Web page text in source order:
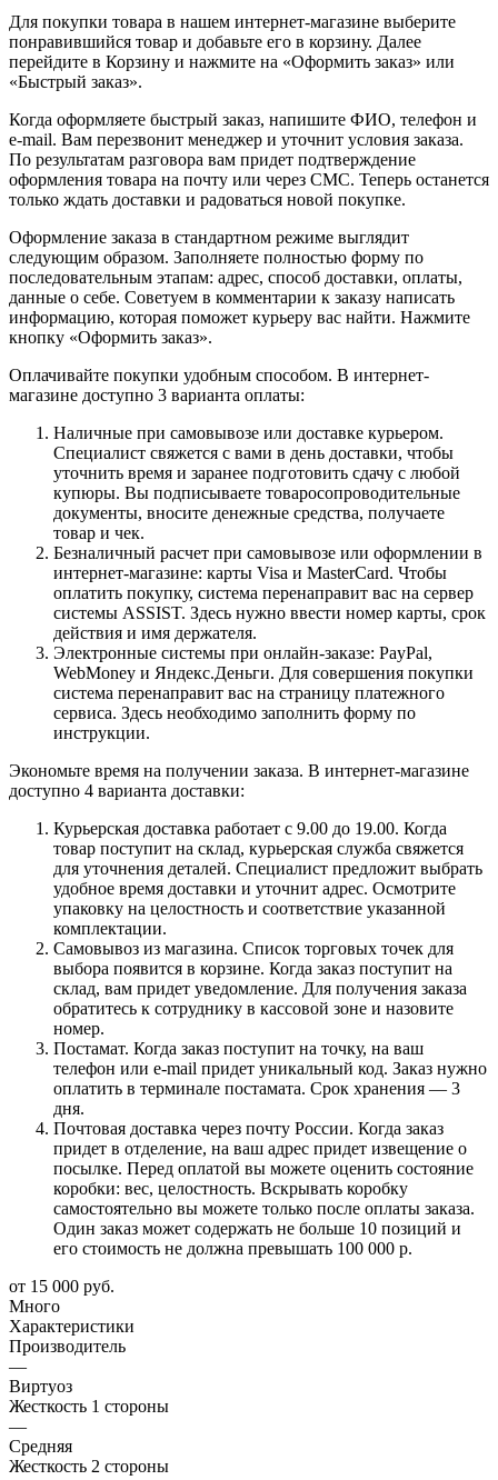
Для покупки товара в нашем интернет-магазине выберите
понравившийся товар и добавьте его в корзину. Далее
перейдите в Корзину и нажмите на «Оформить заказ» или
«Быстрый заказ».
Когда оформляете быстрый заказ, напишите ФИО, телефон и
e-mail. Вам перезвонит менеджер и уточнит условия заказа.
По результатам разговора вам придет подтверждение
оформления товара на почту или через СМС. Теперь останется
только ждать доставки и радоваться новой покупке.
Оформление заказа в стандартном режиме выглядит
следующим образом. Заполняете полностью форму по
последовательным этапам: адрес, способ доставки, оплаты,
данные о себе. Советуем в комментарии к заказу написать
информацию, которая поможет курьеру вас найти. Нажмите
кнопку «Оформить заказ».
Оплачивайте покупки удобным способом. В интернет-
магазине доступно 3 варианта оплаты:
Наличные при самовывозе или доставке курьером.
Специалист свяжется с вами в день доставки, чтобы
уточнить время и заранее подготовить сдачу с любой
купюры. Вы подписываете товаросопроводительные
документы, вносите денежные средства, получаете
товар и чек.
Безналичный расчет при самовывозе или оформлении в
интернет-магазине: карты Visa и MasterCard. Чтобы
оплатить покупку, система перенаправит вас на сервер
системы ASSIST. Здесь нужно ввести номер карты, срок
действия и имя держателя.
Электронные системы при онлайн-заказе: PayPal,
WebMoney и Яндекс.Деньги. Для совершения покупки
система перенаправит вас на страницу платежного
сервиса. Здесь необходимо заполнить форму по
инструкции.
Экономьте время на получении заказа. В интернет-магазине
доступно 4 варианта доставки:
Курьерская доставка работает с 9.00 до 19.00. Когда
товар поступит на склад, курьерская служба свяжется
для уточнения деталей. Специалист предложит выбрать
удобное время доставки и уточнит адрес. Осмотрите
упаковку на целостность и соответствие указанной
комплектации.
Самовывоз из магазина. Список торговых точек для
выбора появится в корзине. Когда заказ поступит на
склад, вам придет уведомление. Для получения заказа
обратитесь к сотруднику в кассовой зоне и назовите
номер.
Постамат. Когда заказ поступит на точку, на ваш
телефон или e-mail придет уникальный код. Заказ нужно
оплатить в терминале постамата. Срок хранения — 3
дня.
Почтовая доставка через почту России. Когда заказ
придет в отделение, на ваш адрес придет извещение о
посылке. Перед оплатой вы можете оценить состояние
коробки: вес, целостность. Вскрывать коробку
самостоятельно вы можете только после оплаты заказа.
Один заказ может содержать не больше 10 позиций и
его стоимость не должна превышать 100 000 р.
от 15 000 руб.
Много
Характеристики
Производитель
—
Виртуоз
Жесткость 1 стороны
—
Средняя
Жесткость 2 стороны